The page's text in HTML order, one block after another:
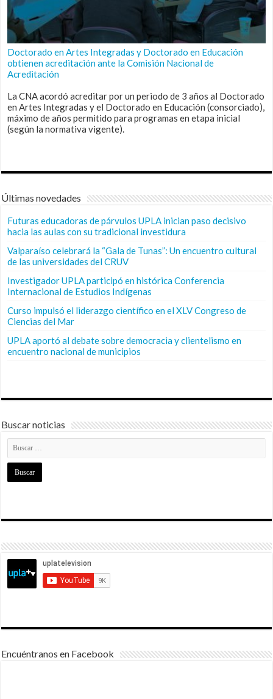
Doctorado en Artes Integradas y Doctorado en Educación
obtienen acreditación ante la Comisión Nacional de
Acreditación
La CNA acordó acreditar por un periodo de 3 años al Doctorado
en Artes Integradas y el Doctorado en Educación (consorciado),
máximo de años permitido para programas en etapa inicial
(según la normativa vigente).
Últimas novedades
Futuras educadoras de párvulos UPLA inician paso decisivo
hacia las aulas con su tradicional investidura
Valparaíso celebrará la “Gala de Tunas”: Un encuentro cultural
de las universidades del CRUV
Investigador UPLA participó en histórica Conferencia
Internacional de Estudios Indígenas
Curso impulsó el liderazgo científico en el XLV Congreso de
Ciencias del Mar
UPLA aportó al debate sobre democracia y clientelismo en
encuentro nacional de municipios
Buscar noticias
Encuéntranos en Facebook